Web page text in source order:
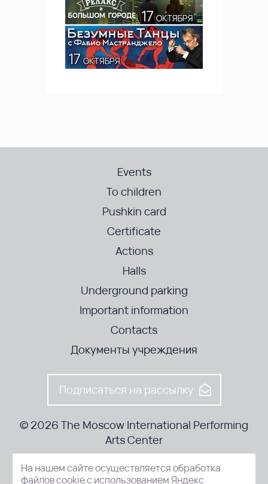
Events
To children
Pushkin card
Certificate
Actions
Halls
Underground parking
Important information
Contacts
Документы учреждения
Подписаться на рассылку
© 2026 The Moscow International Performing
Arts Center
52-8, Kosmodamianskaya nab., Moscow, 115054, Russia
На нашем сайте осуществляется обработка
файлов cookie с использованием Яндекс